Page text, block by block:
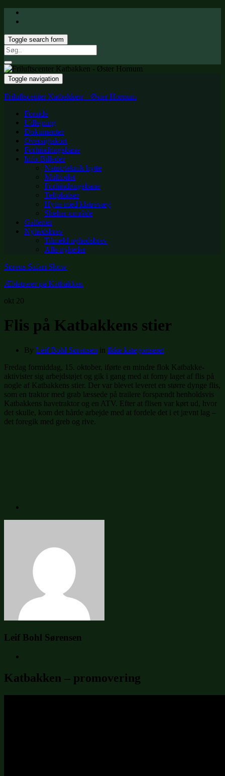
Toggle search form
Search
for:
Toggle navigation
Friluftscenter Katbakken – Øster Hornum
Forside
Udlejning
Dokumenter
Oversigtskort
Forhindringsbane
Info-Billeder
Natur/teknik hytte
Multtoilet
Forhindringsbane
Teltpladser
Hytte med klatrevæg
Shelter-område
Gallerier
Nyhedsbrev
Tilmeld nyhedsbrev
Alle nyheder
Sørens Safari Show
Æbletræer på Katbakken
okt 20
Flis på Katbakkens stier
By Leif Bohl Sørensen in Ikke kategoriseret
Fredag formiddag, 15. oktober, iførte en mindre flok Katbakke-
aktivister sig arbejdstøjet og gik i gang med at forny laget af flis på
nogle af Katbakkens stier. Der var blevet leveret en større dynge flis,
som en traktor med grab læssede på trailere forspændt henholdsvis
Katbakkens havetraktor og en ATV. Efter at flisen var kørt ud, hvor
det skulle, kom det hårde arbejde med at fordele det i et jævnt lag –
det foregik med greb og rive.
Leif Bohl Sørensen
Katbakken – promovering